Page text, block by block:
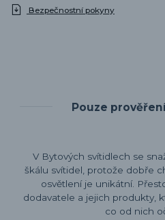
Bezpečnostní pokyny
Pouze
V Bytových svítidlech se
škálu svítidel, protože dobře
osvětlení je unikátní.
dodavatele a jejich produkty,
co od nich